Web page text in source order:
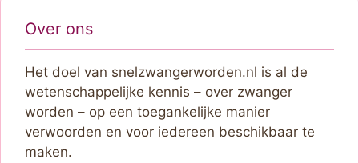
Over ons
Het doel van snelzwangerworden.nl is al de
wetenschappelijke kennis – over zwanger
worden – op een toegankelijke manier
verwoorden en voor iedereen beschikbaar te
maken.